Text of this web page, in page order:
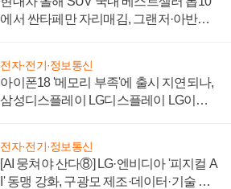
에서 싼타페만 자리매김, 그랜저·아반떼
전자·전기·정보통신
아이폰18 '메모리 부족'에 출시 지연되나,
삼성디스플레이 LG디스플레이 LG이노
전자·전기·정보통신
[AI 뭉쳐야 산다⑧] LG·엔비디아 '피지컬 A
I' 동맹 강화, 구광모 제조·데이터·기술 결